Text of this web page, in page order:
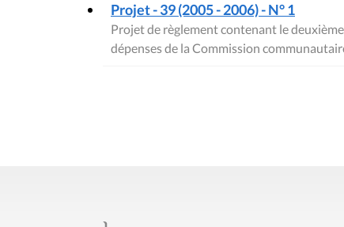
Projet - 39 (2005 - 2006) - N° 1
Projet de règlement contenant le
dépenses de la Commission